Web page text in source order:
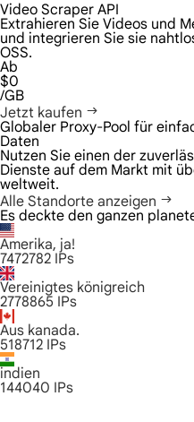
Video Scraper API
Extrahieren Sie Videos und
und integrieren Sie sie
OSS.
Ab
$0
/GB
Jetzt kaufen
Globaler Proxy-Pool für
Daten
Nutzen Sie einen der
Dienste auf dem Markt mit
weltweit.
Alle Standorte anzeigen
Es deckte den ganzen
Amerika, ja!
7472782 IPs
Vereinigtes königreich
2778865 IPs
Aus kanada.
518712 IPs
indien
144040 IPs